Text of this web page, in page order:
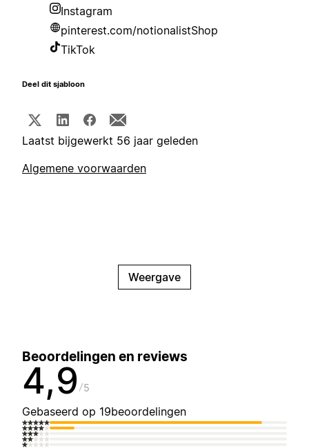
Instagram
pinterest.com/notionalistShop
TikTok
Deel dit sjabloon
Laatst bijgewerkt 56 jaar geleden
Algemene voorwaarden
Weergave
Beoordelingen en reviews
4,9 5
Gebaseerd op 19beoordelingen